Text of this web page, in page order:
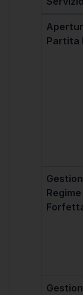
Partita
Regime